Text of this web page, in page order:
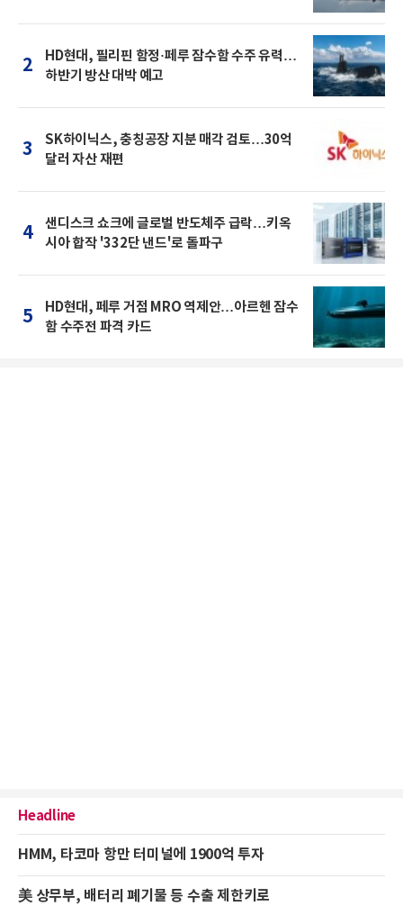
2
HD현대, 필리핀 함정·페루 잠수함 수주 유력…
하반기 방산 대박 예고
3
SK하이닉스, 충칭공장 지분 매각 검토…30억
달러 자산 재편
4
샌디스크 쇼크에 글로벌 반도체주 급락…키옥
시아 합작 '332단 낸드'로 돌파구
5
HD현대, 페루 거점 MRO 역제안…아르헨 잠수
함 수주전 파격 카드
Headline
HMM, 타코마 항만 터미널에 1900억 투자
美 상무부, 배터리 폐기물 등 수출 제한키로